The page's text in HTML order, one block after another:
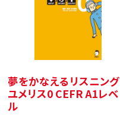
夢をかなえるリスニング
ユメリス0 CEFR A1レベ
ル